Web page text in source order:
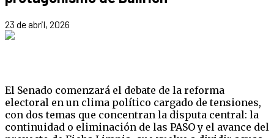
23 de abril, 2026
El Senado comenzará el debate de la reforma
electoral en un clima político cargado de tensiones,
con dos temas que concentran la disputa central: la
continuidad o eliminación de las PASO y el avance del